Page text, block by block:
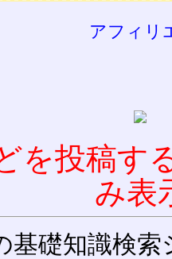
アフィリ
を投稿す
み表
基礎知識検索